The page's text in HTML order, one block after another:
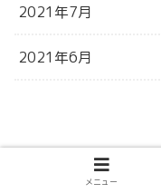
2021年7月
2021年6月
メニュー